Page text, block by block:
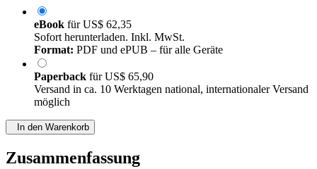
eBook fürUS$ 62,35
Sofort herunterladen. Inkl. MwSt.
Format: PDF und ePUB – für alle Geräte
Paperback fürUS$ 65,90
Versand in ca. 10 Werktagen national, internationaler Versand
möglich
In den Warenkorb
Zusammenfassung